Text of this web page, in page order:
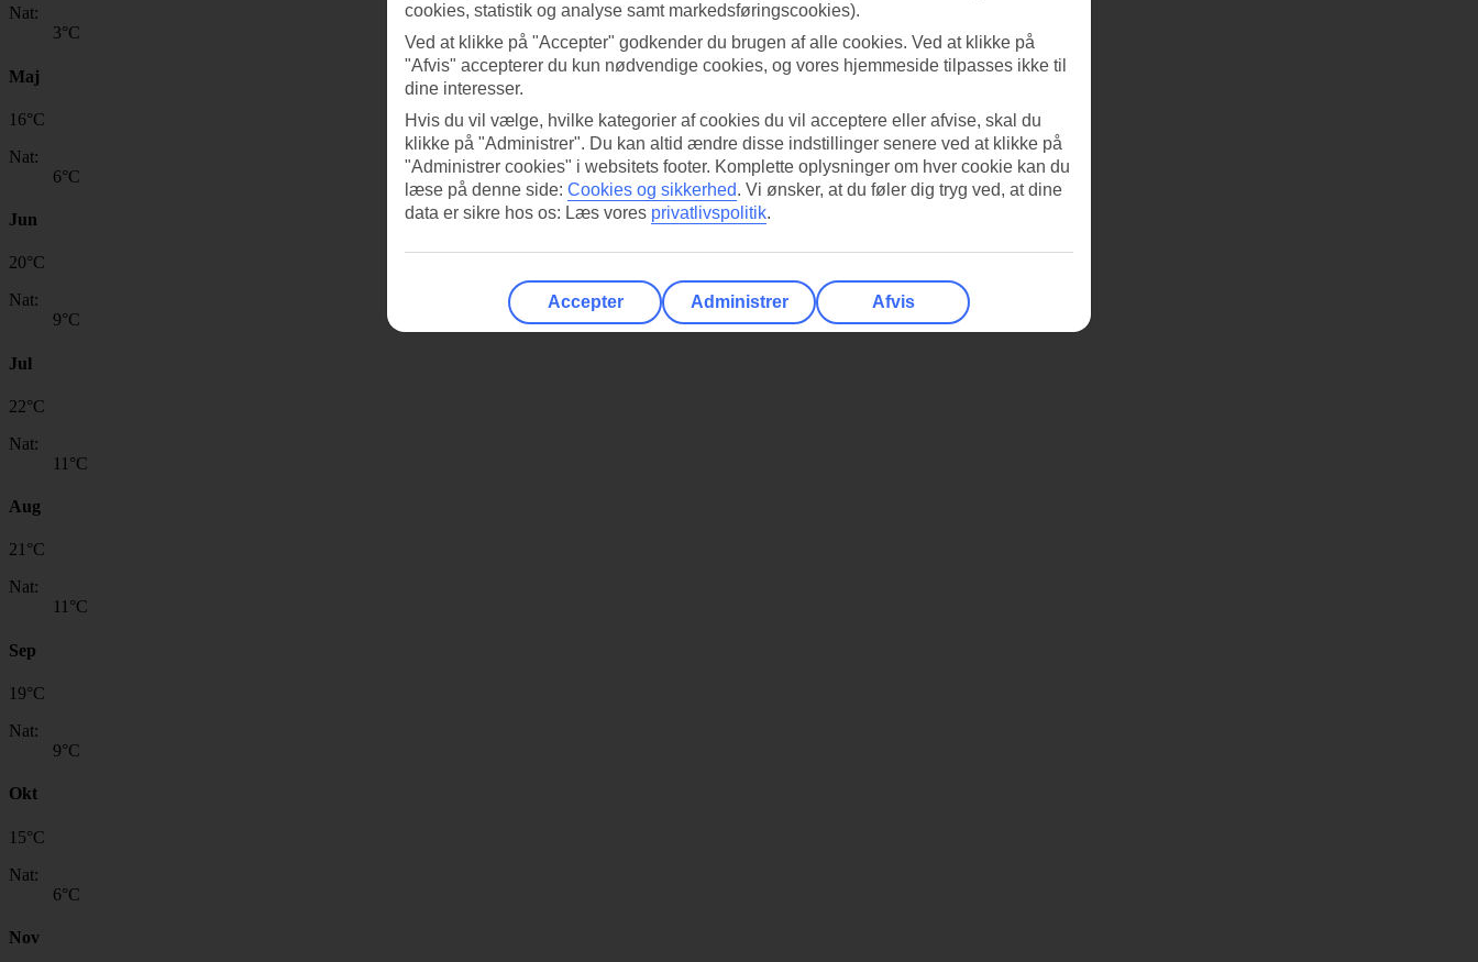
Nat:
3°C
Maj
16°C
Nat:
6°C
Jun
20°C
Nat:
9°C
Jul
22°C
Nat:
11 °C
Aug
21°C
Nat:
11°C
Sep
19°C
Nat:
9°C
Okt
15°C
Nat:
6°C
Nov
cookies, statistik og analyse samt markedsføringscookies).
Ved at klikke på "Accepter" godkender du brugen af alle cookies. Ved at klikke på
"Afvis" accepterer du kun nødvendige cookies, og vores hjemmeside tilpasses ikke til
dine interesser.
Hvis du vil vælge, hvilke kategorier af cookies du vil acceptere eller afvise, skal du
klikke på "Administrer". Du kan altid ændre disse indstillinger senere ved at klikke på
"Administrer cookies" i websitets footer. Komplette oplysninger om hver cookie kan du
læse på denne side: Cookies og sikkerhed. Vi ønsker, at du føler dig tryg ved, at dine
data er sikre hos os: Læs vores privatlivspolitik.
Accepter Administrer Afvis